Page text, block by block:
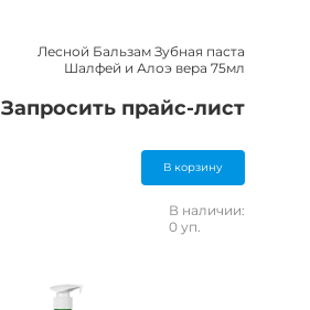
Лесной Бальзам Зубная паста
Шалфей и Алоэ вера 75мл
Запросить прайс-лист
В корзину
В наличии:
0 уп.